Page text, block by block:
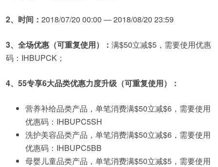
2、时间： 2018/07/20 00:00 — 2018/08/20 23:59
3、全场优惠（可重复使用）： 满$50立减$5，需要使用优惠
码： IHBUPCK ；
4、55专享6大品类优惠力度升级（可重复使用）：
营养补给品类产品，单笔消费满$50立减$6，需要使用
优惠码： IHBUPC5SH
洗护美容品类产品，单笔消费满$50立减$6，需要使用
优惠码： IHBUPC5BB
母婴儿童品类产品，单笔消费满$50立减$5，需要使用